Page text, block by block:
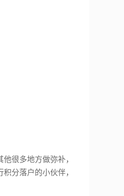
很多地方做弥补，
分落户的小伙伴，